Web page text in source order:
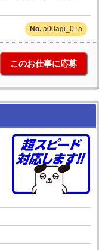
a00agi_01a
このお仕事に応募